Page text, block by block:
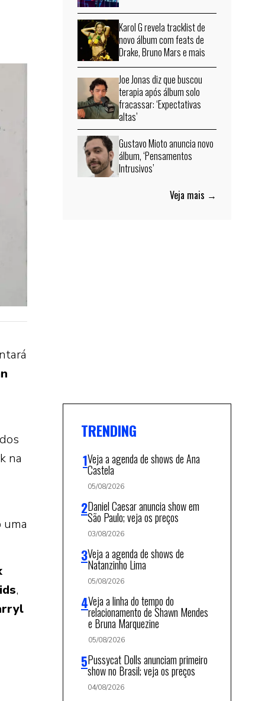
na
,
Karol G revela tracklist de
novo álbum com feats de
Drake, Bruno Mars e mais
Joe Jonas diz que buscou
terapia após álbum solo
fracassar: ‘Expectativas
altas’
Gustavo Mioto anuncia novo
álbum, ‘Pensamentos
Intrusivos’
Veja mais →
TRENDING
Veja a agenda de shows de Ana
Castela
05/08/2026
Daniel Caesar anuncia show em
São Paulo; veja os preços
03/08/2026
Veja a agenda de shows de
Natanzinho Lima
05/08/2026
Veja a linha do tempo do
relacionamento de Shawn Mendes
e Bruna Marquezine
05/08/2026
Pussycat Dolls anunciam primeiro
show no Brasil; veja os preços
04/08/2026